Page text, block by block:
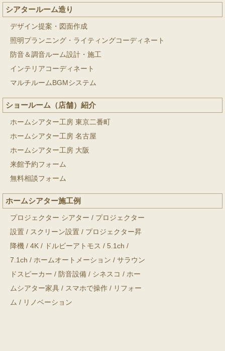
シアタールーム造り
デザイン提案・図面作成
照明プランニング・ライティングコーディネート
防音＆調音ルーム設計・施工
インテリアコーディネート
マルチルームBGMシステム
ショールーム（店舗）紹介
ホームシアター工房 東京二番町
ホームシアター工房 名古屋
ホームシアター工房 大阪
来館予約フォーム
無料相談フォーム
ホームシアター施工例
プロジェクター シアター / プロジェクター
設置 / スクリーン設置 / プロジェクター昇
降機 / 4K / ドルビーアトモス / 5.1ch /
7.1ch / ホームオートメーション / サラウン
ドスピーカー / 防音設備 / シネスコ / ホー
ムシアター家具 / スマホで操作 / リフォー
ム / リノベーション